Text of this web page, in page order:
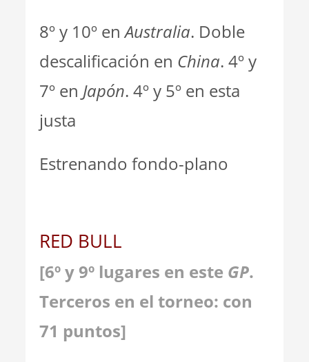
8º y 10º enAustralia. Doble
descalificación en China. 4º y
7º en Japón. 4º y 5º en esta
justa
Estrenando fondo-plano
RED BULL
[6º y 9º lugares en este GP.
Terceros en el torneo: con
71 puntos]